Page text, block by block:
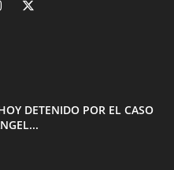
DETENIDO POR EL CASO